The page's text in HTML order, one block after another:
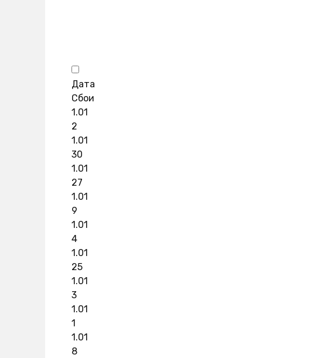
Дата
Сбои
1.01
2
1.01
30
1.01
27
1.01
9
1.01
4
1.01
25
1.01
3
1.01
1
1.01
8